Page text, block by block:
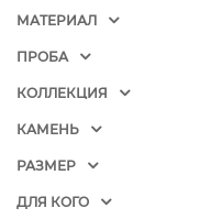
МАТЕРИАЛ
ПРОБА
КОЛЛЕКЦИЯ
КАМЕНЬ
РАЗМЕР
ДЛЯ КОГО